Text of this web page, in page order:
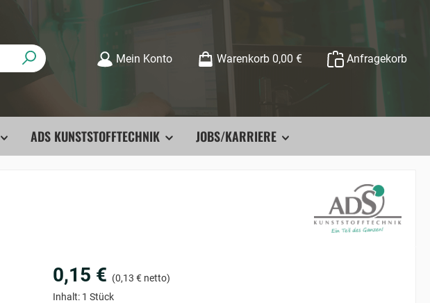
Mein Konto Warenkorb 0,00 € Anfragekorb
ADS KUNSTSTOFFTECHNIK JOBS/KARRIERE
0,15 € (0,13 € netto)
Inhalt: 1 Stück